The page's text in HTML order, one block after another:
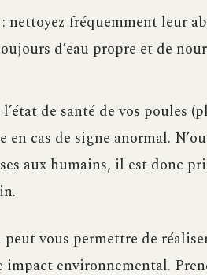
nettoyez fréquemment leur
d’eau propre et de
de santé de vos poules
cas de signe anormal.
aux humains, il est donc
vous permettre de
environnemental.